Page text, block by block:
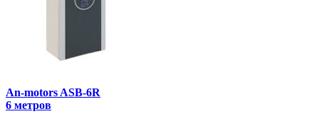
An-motors ASB-6R
6 метров